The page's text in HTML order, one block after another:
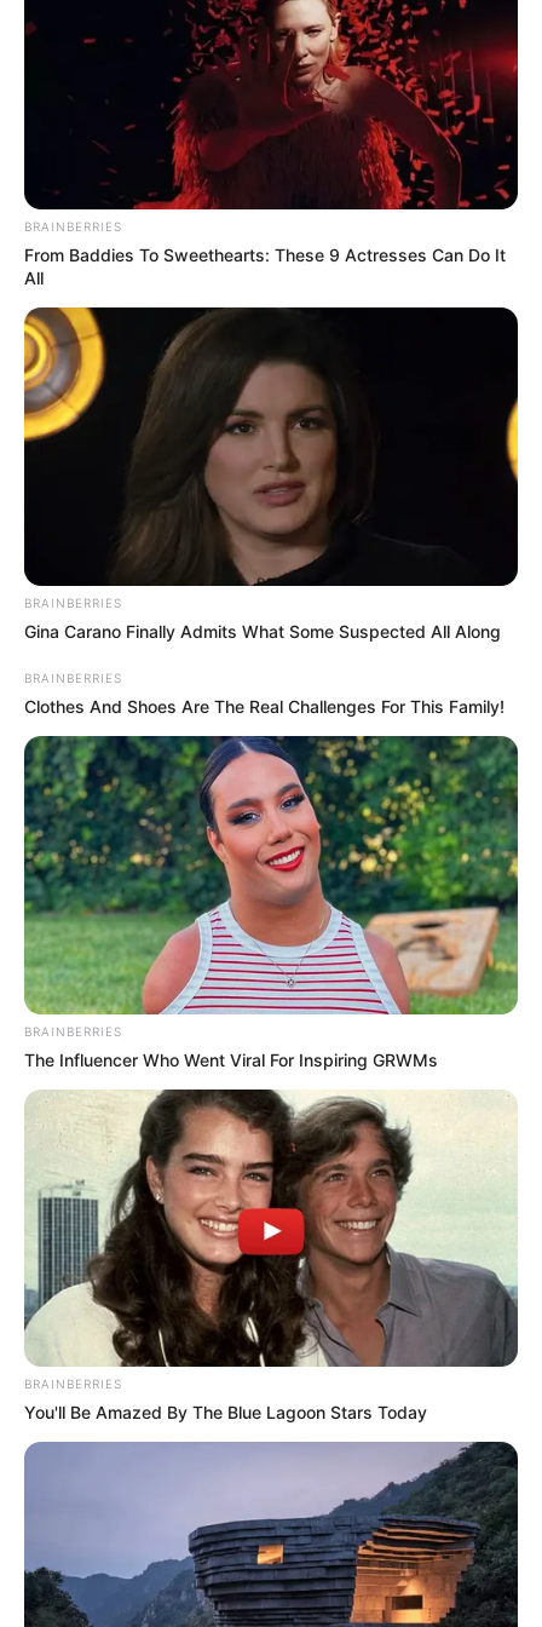
What Happened To The Blue Lagoon Cast? See
Them Now
BRAINBERRIES
Top 10 Pop Divas (She's Not Number 1)
Why this ordinary drink is the secret to feeling your
best every day
CTA FAVORITE
Dare To Watch: 6 Movies So Bad They're Good
BRAINBERRIES
BRAINBERRIES
From Baddies To Sweethearts: These 9 Actresses Can Do It
All
BRAINBERRIES
Gina Carano Finally Admits What Some Suspected All Along
BRAINBERRIES
Clothes And Shoes Are The Real Challenges For This Family!
BRAINBERRIES
The Influencer Who Went Viral For Inspiring GRWMs
BRAINBERRIES
You'll Be Amazed By The Blue Lagoon Stars Today